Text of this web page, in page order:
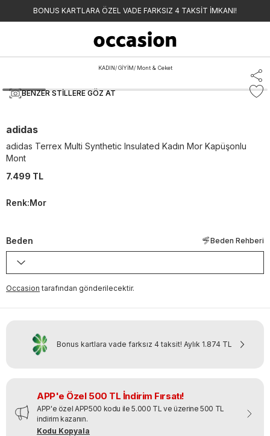
BONUS KARTLARA ÖZEL VADE FARKSIZ 4 TAKSİT İMKANI!
KADIN/ GİYİM/ Mont & Ceket
BENZER STILLERE GÖZ AT
adidas
adidas Terrex Multi Synthetic Insulated Kadın Mor Kapüşonlu
Mont
7.499 TL
Renk:Mor
Beden Beden Rehberi
Occasion tarafından gönderilecektir.
Bonus kartlara vade farksız 4 taksit! Aylık 1.874 TL
APP'e Özel 500 TL İndirim Fırsatı!
APP'e özel APP500 kodu ile 5.000 TL ve üzerine 500 TL
indirim kazanın.
Kodu Kopyala